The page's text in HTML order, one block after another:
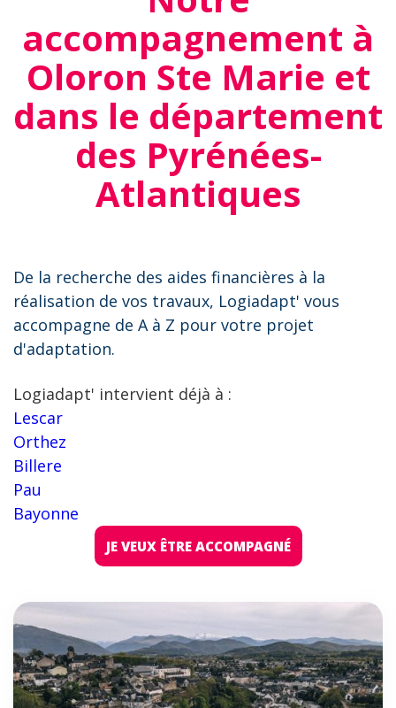
accompagnement à
Oloron Ste Marie et
dans le département
des Pyrénées-
Atlantiques
De la recherche des aides financières à la
réalisation de vos travaux, Logiadapt' vous
accompagne de A à Z pour votre projet
d'adaptation.
Logiadapt' intervient déjà à :
Lescar
Orthez
Billere
Pau
Bayonne
JE VEUX ÊTRE ACCOMPAGNÉ